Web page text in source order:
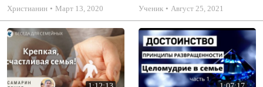
Христианин
Март 13, 2020
Ученик
Август 25, 2021